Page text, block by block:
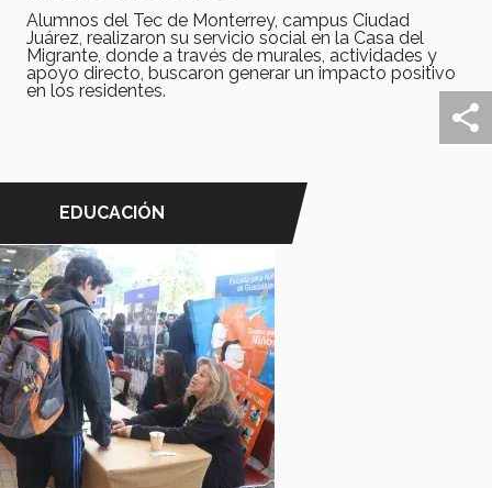
Alumnos del Tec de Monterrey, campus Ciudad
Juárez, realizaron su servicio social en la Casa del
Migrante, donde a través de murales, actividades y
apoyo directo, buscaron generar un impacto positivo
en los residentes.
EDUCACIÓN